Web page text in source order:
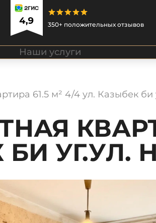
350+ положительных отзывов
Наши услуги
61.5 м² 4/4 ул. Казыбек би
БИ УГ.УЛ.